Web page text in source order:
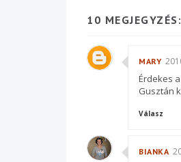
10 MEGJEGYZÉS:
MARY
Érdekes
Gusztán
Válasz
BIANKA